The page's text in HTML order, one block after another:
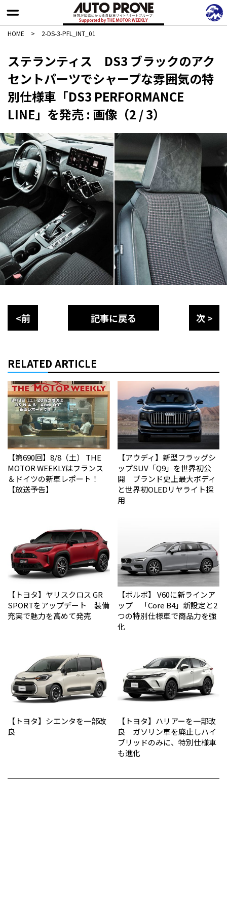
HOME > 2-DS-3-PFL_INT_01
ステランティス DS3 ブラックのアク
セントパーツでシャープな雰囲気の特
別仕様車「DS3 PERFORMANCE
LINE」を発売 : 画像（2 / 3）
<前 記事に戻る 次 >
RELATED ARTICLE
【第690回】8/8（土） THE
MOTOR WEEKLYはフランス
＆ドイツの新車レポート！
【放送予告】
【アウディ】新型フラッグシ
ップSUV「Q9」を世界初公
開 ブランド史上最大ボディ
と世界初OLEDリヤライト採
用
【トヨタ】ヤリスクロス GR
SPORTをアップデート 装備
充実で魅力を高めて発売
【ボルボ】 V60に新ラインア
ップ 「Core B4」新設定と2
つの特別仕様車で商品力を強
化
【トヨタ】シエンタを一部改
良
【トヨタ】ハリアーを一部改
良 ガソリン車を廃止しハイ
ブリッドのみに、特別仕様車
も進化